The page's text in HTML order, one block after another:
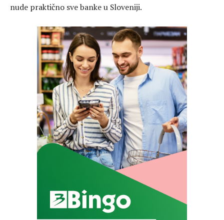
nude praktično sve banke u Sloveniji.